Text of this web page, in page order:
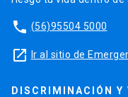
phone (56)95504 5000
launch Ir al sitio de
DISCRIMINACIÓN Y